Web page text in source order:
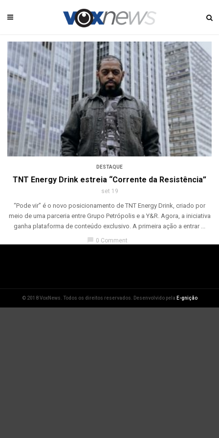
DESTAQUE
TNT Energy Drink estreia “Corrente da Resistência”
set 19
“Pode vir” é o novo posicionamento de TNT Energy Drink, criado por
meio de uma parceria entre Grupo Petrópolis e a Y&R. Agora, a iniciativa
ganha plataforma de conteúdo exclusivo. A primeira ação a entrar ...
chat_bubble 0 Comment
© 2018 VoxNews. Todos os direitos reservados. Desenvolvido pela E-gnição